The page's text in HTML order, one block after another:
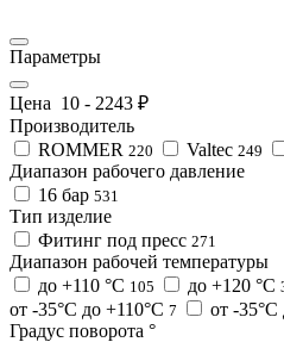
Параметры
Цена 10 - 2243 ₽
Производитель
ROMMER 220 Valtec 249
Диапазон рабочего давление
16 бар 531
Тип изделие
Фитинг под пресс 271
Диапазон рабочей температуры
до +110 °C 105 до +120 °C
от -35°C до +110°C 7 от -35°C
Градус поворота °